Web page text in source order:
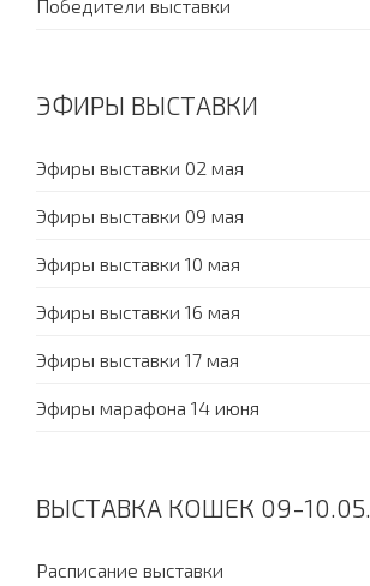
Победители выставки
ЭФИРЫ ВЫСТАВКИ
Эфиры выставки 02 мая
Эфиры выставки 09 мая
Эфиры выставки 10 мая
Эфиры выставки 16 мая
Эфиры выставки 17 мая
Эфиры марафона 14 июня
ВЫСТАВКА КОШЕК 09-
Расписание выставки